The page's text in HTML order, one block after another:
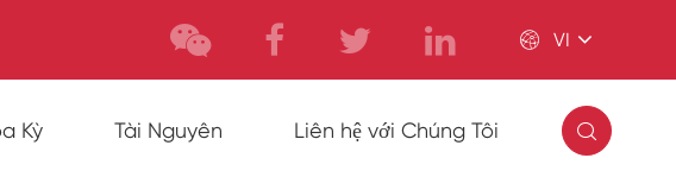
 VI
Kỳ Tài Nguyên Liên hệ với Chúng Tôi 